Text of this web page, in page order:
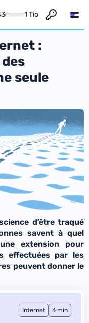
1 Tio
:
seule
d’être traqué
savent à quel
extension pour
effectuées par les
peuvent donner le
Internet 4 min